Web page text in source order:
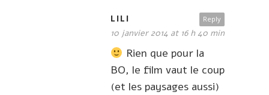
Reply
LILI
10 janvier 2014 at 16 h 40 min
Rien que pour la
BO, le film vaut le coup
(et les paysages aussi)